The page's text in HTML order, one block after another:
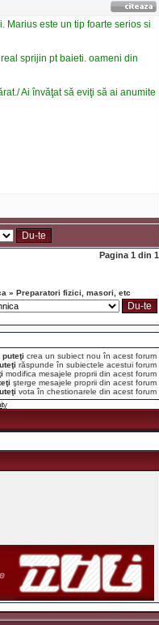
Marius este un tip foarte serios si
sprijin pt baieti. oameni din
Ai învăţat să eviţi să ai anumite
Pagina 1 din 1
» Preparatori fizici, masori, etc
puteţi crea un subiect nou în acest forum
răspunde în subiectele acestui forum
modifica mesajele proprii din acest forum
şterge mesajele proprii din acest forum
vota în chestionarele din acest forum